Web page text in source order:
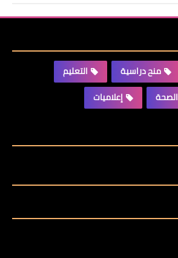
منح دراسية
التعليم
الصحة إعلاميات